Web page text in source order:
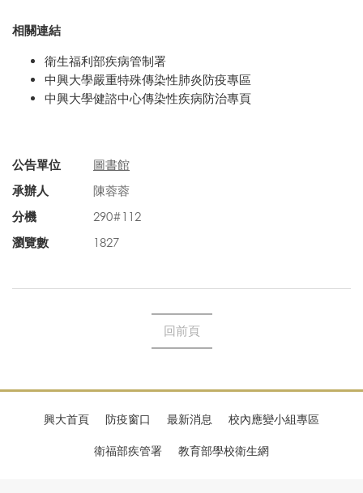
相關連結
衛生福利部疾病管制署
中興大學嚴重特殊傳染性肺炎防疫專區
中興大學健諮中心傳染性疾病防治專頁
公告單位
圖書館
承辦人
陳蓉蓉
分機
290#112
瀏覽數
1827
回前頁
興大首頁 防疫窗口 最新消息 校內應變小組專區
衛福部疾管署 教育部學校衛生網